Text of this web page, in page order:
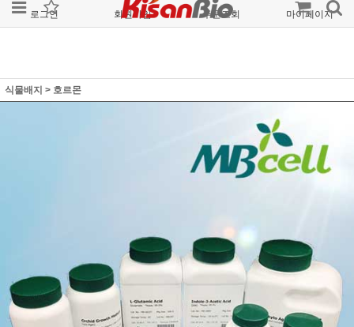
로그인 회원가입 주문조회 마이페이지
식물배지 > 호르몬